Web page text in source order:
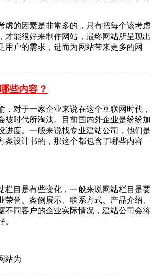
虑的因素是非常多的，只有把每个该考虑
才能很好来制作网站，最终网站所呈现出
用户的需求，进而为网站带来更多的网
些内容？
，对于一家企业来说在这个互联网时代，
被时代所淘汰。目前国内外企业是纷纷加
进度。一般来说找专业建站公司，他们是
案设计书的，那这个都包含了哪些内容
栏目是有些变化，一般来说网站栏目是要
荣誉、案例展示、联系方式、产品介绍、
不同客户的企业实际情况，建站公司会将
站为